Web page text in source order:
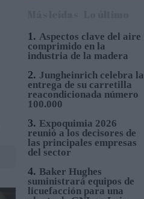
1. Aspectos clave del aire
comprimido en la
industria de la madera
2. Jungheinrich celebra la
entrega de su carretilla
reacondicionada número
100.000
3. Expoquimia 2026
reunió a los decisores de
las principales empresas
del sector
4. Baker Hughes
suministrará equipos de
licuefacción para una